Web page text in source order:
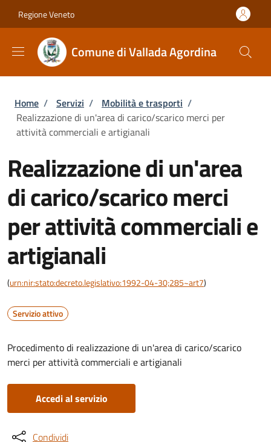
Regione Veneto
Comune di Vallada Agordina
Briciole di pane
Home / Servizi / Mobilità e trasporti /
Realizzazione di un'area di carico/scarico merci per
attività commerciali e artigianali
Realizzazione di un'area
di carico/scarico merci
per attività commerciali e
artigianali
(urn:nir:stato:decreto.legislativo:1992-04-30;285~art7)
Servizio attivo
Procedimento di realizzazione di un'area di carico/scarico
merci per attività commerciali e artigianali
Accedi al servizio
Condividi